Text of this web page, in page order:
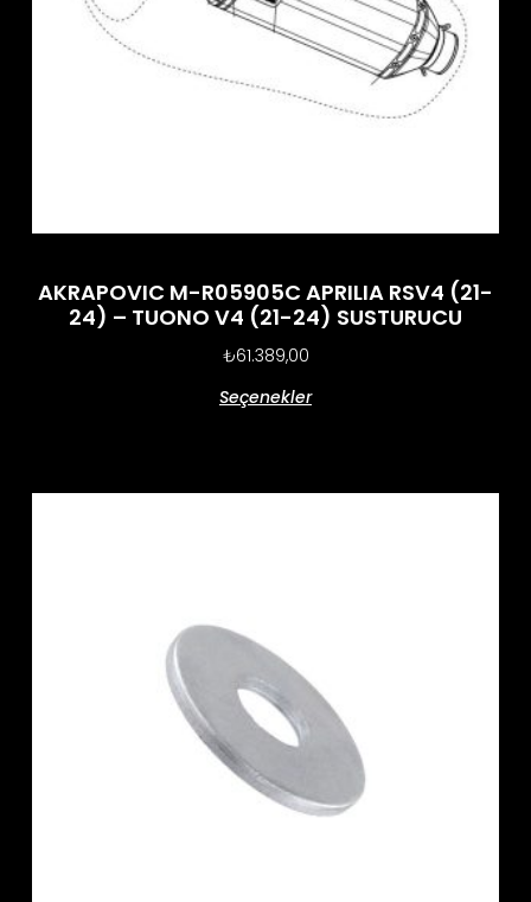
AKRAPOVIC M-R05905C APRILIA RSV4 (21-
24) – TUONO V4 (21-24) SUSTURUCU
₺61.389,00
Seçenekler